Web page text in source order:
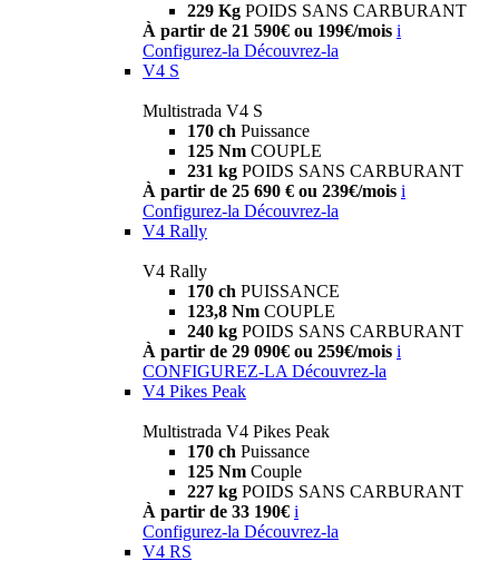
229 Kg POIDS SANS CARBURANT
À partir de 21 590€ ou 199€/mois i
Configurez-la Découvrez-la
V4 S
Multistrada V4 S
170 ch Puissance
125 Nm COUPLE
231 kg POIDS SANS CARBURANT
À partir de 25 690 € ou 239€/mois i
Configurez-la Découvrez-la
V4 Rally
V4 Rally
170 ch PUISSANCE
123,8 Nm COUPLE
240 kg POIDS SANS CARBURANT
À partir de 29 090€ ou 259€/mois i
CONFIGUREZ-LA Découvrez-la
V4 Pikes Peak
Multistrada V4 Pikes Peak
170 ch Puissance
125 Nm Couple
227 kg POIDS SANS CARBURANT
À partir de 33 190€ i
Configurez-la Découvrez-la
V4 RS